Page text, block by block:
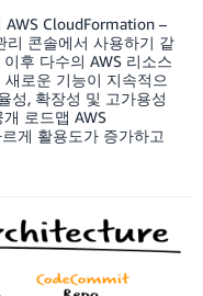
CloudFormation –
리 콘솔에서 사용하기 같
후 다수의 AWS 리소스
로운 기능이 지속적으
성, 확장성 및 고가용성
로드맵 AWS
게 활용도가 증가하고